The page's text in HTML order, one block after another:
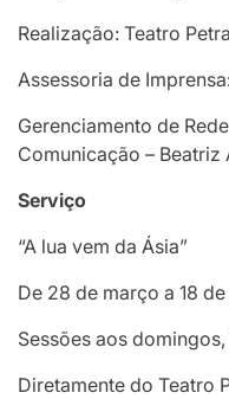
Realização: Teatro
Assessoria de
Gerenciamento de
Comunicação – Beatriz
Serviço
“A lua vem da Ásia”
De 28 de março a 18
Sessões aos domingos,
Diretamente do Teatro